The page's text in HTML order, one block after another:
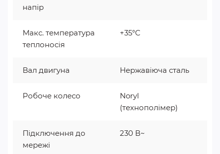
напір
Макс. температура
теплоносія
+35°С
Вал двигуна Нержавіюча сталь
Робоче колесо
Noryl
(технополімер)
Підключення до
мережі
230 В~